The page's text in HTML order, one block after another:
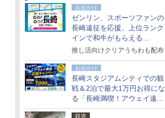
お出かけ
ゼンリン、スポーツファンの
長崎遠征を応援。上位ランク
インで和牛がもらえる
「GO！GO！長崎スタンプラ
推し活向けクリアうちわも配布
お出かけ
長崎スタジアムシティでの観
戦＆2泊で最大1万円お得にな
る「長崎満喫！アウェイ遠征
応援キャンペーン」
鉄道